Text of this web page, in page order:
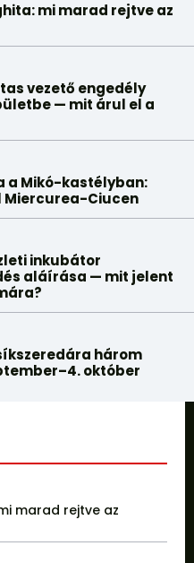
mi marad rejtve az
vezető engedély
— mit árul el a
a Mikó-kastélyban:
Miercurea-Ciucen
inkubátor
aláírása — mit jelent
három
október
marad rejtve az